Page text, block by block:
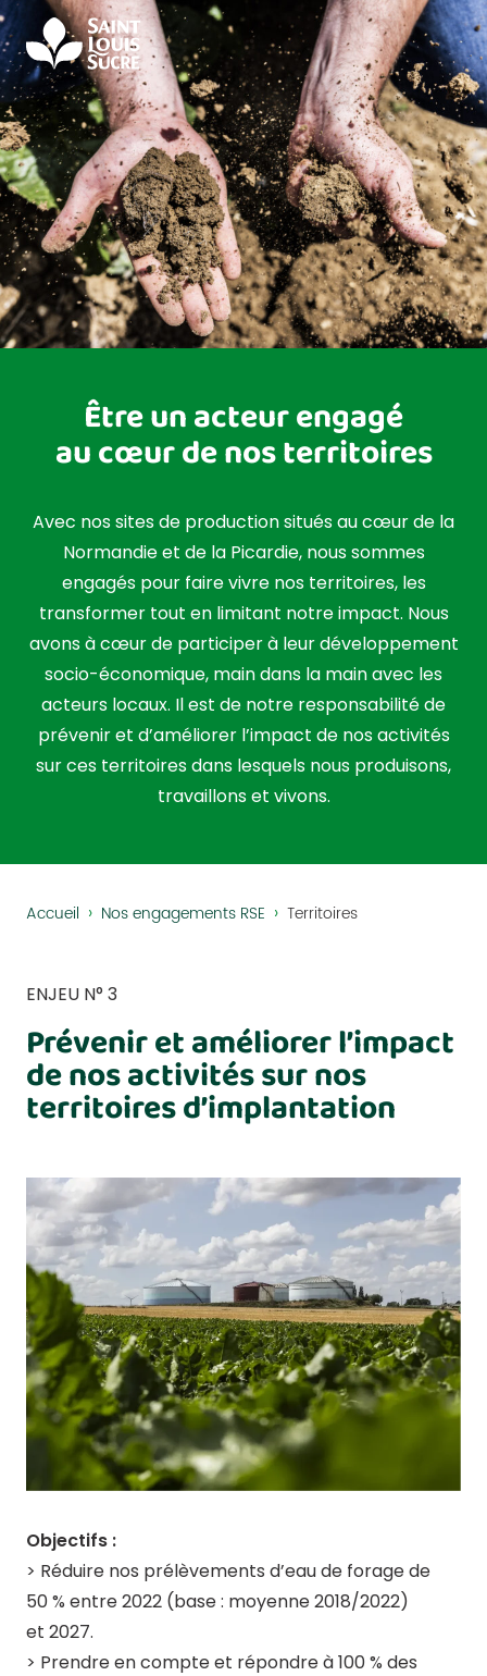
Être un acteur engagé
au cœur de nos territoires
Avec nos sites de production situés au cœur de la
Normandie et de la Picardie, nous sommes
engagés pour faire vivre nos territoires, les
transformer tout en limitant notre impact. Nous
avons à cœur de participer à leur développement
socio-économique, main dans la main avec les
acteurs locaux. Il est de notre responsabilité de
prévenir et d’améliorer l’impact de nos activités
sur ces territoires dans lesquels nous produisons,
travaillons et vivons.
Accueil › Nos engagements RSE › Territoires
ENJEU N° 3
Prévenir et améliorer l’impact
de nos activités sur nos
territoires d’implantation
Objectifs :
> Réduire nos prélèvements d’eau de forage de
50 % entre 2022 (base : moyenne 2018/2022)
et 2027.
> Prendre en compte et répondre à 100 % des
Panneau de gestion des cookies